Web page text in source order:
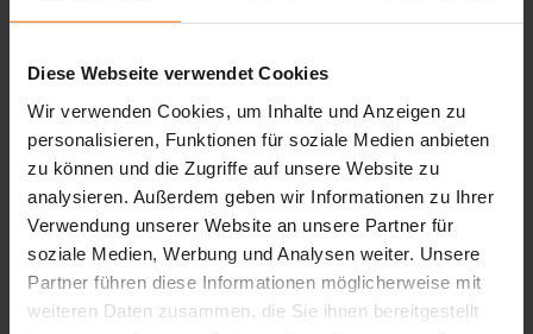
Diese Webseite verwendet Cookies
Wir verwenden Cookies, um Inhalte und Anzeigen zu
personalisieren, Funktionen für soziale Medien anbieten
zu können und die Zugriffe auf unsere Website zu
analysieren. Außerdem geben wir Informationen zu Ihrer
Verwendung unserer Website an unsere Partner für
soziale Medien, Werbung und Analysen weiter. Unsere
Partner führen diese Informationen möglicherweise mit
weiteren Daten zusammen, die Sie ihnen bereitgestellt
Applications
Features
Gases
Properties